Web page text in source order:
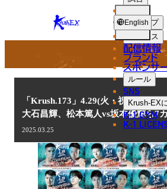
KRUSH-
EX
English
ショップ
ニュース
配信情報
ブランド
スポンサ
ルール
SNS
Krush-EX
K-1 GYM
K-1
NEWS
ニュース
「Krush.173」4.29(火・祝)後楽園
大石昌輝、松本篤人vs坂本優輝ら7
2025.03.25